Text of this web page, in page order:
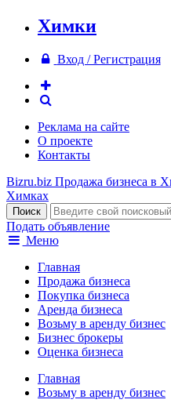
Химки
Вход / Регистрация
Реклама на сайте
О проекте
Контакты
Bizru.biz Продажа бизнеса в
Химках
Подать объявление
Меню
Главная
Продажа бизнеса
Покупка бизнеса
Аренда бизнеса
Возьму в аренду бизнес
Бизнес брокеры
Оценка бизнеса
Главная
Возьму в аренду бизнес